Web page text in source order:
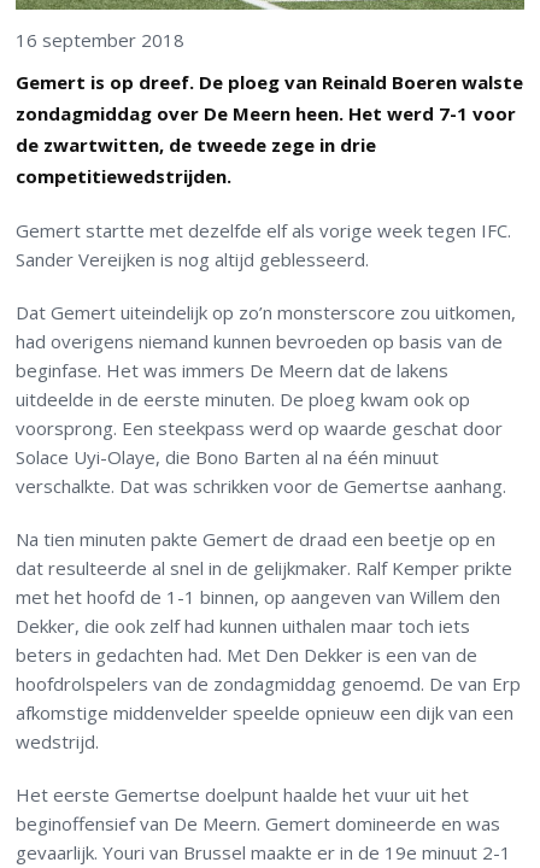
16 september 2018
Gemert is op dreef. De ploeg van Reinald Boeren walste
zondagmiddag over De Meern heen. Het werd 7-1 voor
de zwartwitten, de tweede zege in drie
competitiewedstrijden.
Gemert startte met dezelfde elf als vorige week tegen IFC.
Sander Vereijken is nog altijd geblesseerd.
Dat Gemert uiteindelijk op zo’n monsterscore zou uitkomen,
had overigens niemand kunnen bevroeden op basis van de
beginfase. Het was immers De Meern dat de lakens
uitdeelde in de eerste minuten. De ploeg kwam ook op
voorsprong. Een steekpass werd op waarde geschat door
Solace Uyi-Olaye, die Bono Barten al na één minuut
verschalkte. Dat was schrikken voor de Gemertse aanhang.
Na tien minuten pakte Gemert de draad een beetje op en
dat resulteerde al snel in de gelijkmaker. Ralf Kemper prikte
met het hoofd de 1-1 binnen, op aangeven van Willem den
Dekker, die ook zelf had kunnen uithalen maar toch iets
beters in gedachten had. Met Den Dekker is een van de
hoofdrolspelers van de zondagmiddag genoemd. De van Erp
afkomstige middenvelder speelde opnieuw een dijk van een
wedstrijd.
Het eerste Gemertse doelpunt haalde het vuur uit het
beginoffensief van De Meern. Gemert domineerde en was
gevaarlijk. Youri van Brussel maakte er in de 19e minuut 2-1